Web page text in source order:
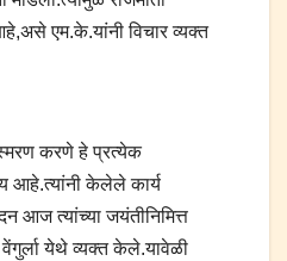
एम.के.यांनी विचार व्यक्त
करणे हे प्रत्येक
आहे.त्यांनी केलेले कार्य
आज त्यांच्या जयंतीनिमित्त
येथे व्यक्त केले.यावेळी